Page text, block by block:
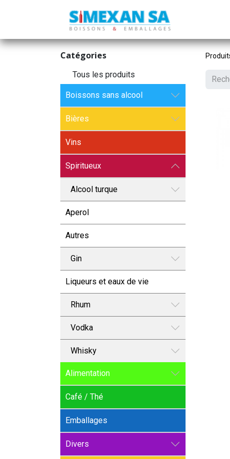
Catégories
Tous les produits
Boissons sans alcool
Bières
Vins
Spiritueux
Alcool turque
Aperol
Autres
Gin
Liqueurs et eaux de vie
Rhum
Vodka
Whisky
Alimentation
Café / Thé
Emballages
Divers